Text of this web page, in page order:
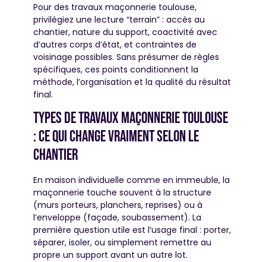
Pour des travaux maçonnerie toulouse,
privilégiez une lecture “terrain” : accès au
chantier, nature du support, coactivité avec
d’autres corps d’état, et contraintes de
voisinage possibles. Sans présumer de règles
spécifiques, ces points conditionnent la
méthode, l’organisation et la qualité du résultat
final.
Types de travaux maçonnerie Toulouse
: ce qui change vraiment selon le
chantier
En maison individuelle comme en immeuble, la
maçonnerie touche souvent à la structure
(murs porteurs, planchers, reprises) ou à
l’enveloppe (façade, soubassement). La
première question utile est l’usage final : porter,
séparer, isoler, ou simplement remettre au
propre un support avant un autre lot.